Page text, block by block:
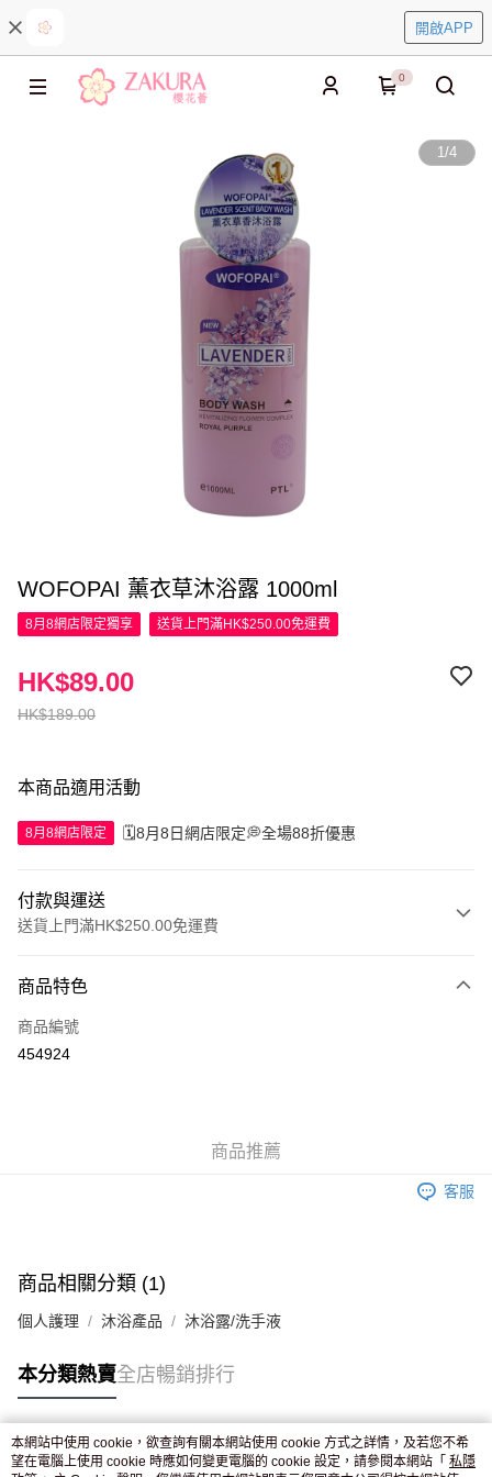
開啟APP
0
1/4
WOFOPAI 薰衣草沐浴露 1000ml
8月8網店限定獨享 送貨上門滿HK$250.00免運費
HK$189.00
HK$89.00
本商品適用活動
8月8網店限定 🗓️8月8日網店限定💭全場88折優惠
付款與運送
送貨上門滿HK$250.00免運費
信用卡
Apple Pay
付款後門市自取，訂單確認後2-4個工作天到店，7天內取。逾期後
商品特色
商品編號
454924
商品推薦
客服
商品相關分類 (1)
個人護理 沐浴產品 沐浴露/洗手液
本分類熱賣全店暢銷排行
熱門標籤
本網站中使用 cookie，欲查詢有關本網站使用 cookie 方式之詳情，及若您不希
望在電腦上使用 cookie 時應如何變更電腦的 cookie 設定，請參閱本網站「 私隱